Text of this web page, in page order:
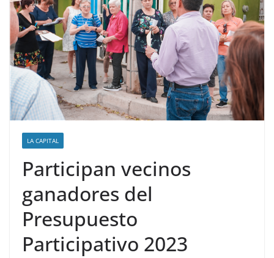
LA CAPITAL
Participan vecinos
ganadores del
Presupuesto
Participativo 2023